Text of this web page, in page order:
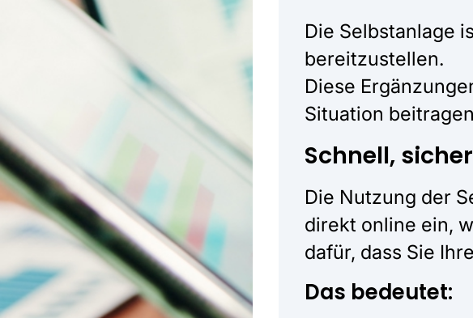
Die Selbstanlage
bereitzustellen.
Diese
Situation
Schnell,
Die Nutzung der
direkt online ein,
dafür, dass Sie
Das bedeutet: